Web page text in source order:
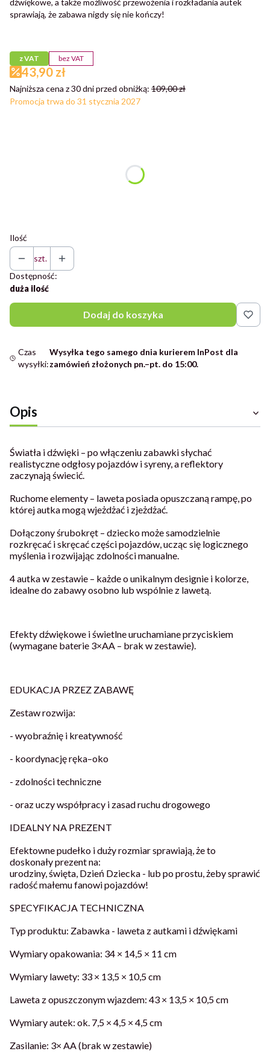
dźwiękowe, a także możliwość przewożenia i rozkładania autek
sprawiają, że zabawa nigdy się nie kończy!
z VAT bez VAT
43,90 zł
Najniższa cena z 30 dni przed obniżką: 109,00 zł
Promocja trwa do 31 stycznia 2027
Ilość
szt.
Dostępność:
duża ilość
Dodaj do koszyka
Czas
wysyłki:
Wysyłka tego samego dnia kurierem InPost dla
zamówień złożonych pn.–pt. do 15:00.
Opis
Światła i dźwięki – po włączeniu zabawki słychać
realistyczne odgłosy pojazdów i syreny, a reflektory
zaczynają świecić.
Ruchome elementy – laweta posiada opuszczaną rampę, po
której autka mogą wjeżdżać i zjeżdżać.
Dołączony śrubokręt – dziecko może samodzielnie
rozkręcać i skręcać części pojazdów, ucząc się logicznego
myślenia i rozwijając zdolności manualne.
4 autka w zestawie – każde o unikalnym designie i kolorze,
idealne do zabawy osobno lub wspólnie z lawetą.
Efekty dźwiękowe i świetlne uruchamiane przyciskiem
(wymagane baterie 3×AA – brak w zestawie).
EDUKACJA PRZEZ ZABAWĘ
Zestaw rozwija:
- wyobraźnię i kreatywność
- koordynację ręka–oko
- zdolności techniczne
- oraz uczy współpracy i zasad ruchu drogowego
IDEALNY NA PREZENT
Efektowne pudełko i duży rozmiar sprawiają, że to
doskonały prezent na:
urodziny, święta, Dzień Dziecka - lub po prostu, żeby sprawić
radość małemu fanowi pojazdów!
SPECYFIKACJA TECHNICZNA
Typ produktu: Zabawka - laweta z autkami i dźwiękami
Wymiary opakowania: 34 × 14,5 × 11 cm
Wymiary lawety: 33 × 13,5 × 10,5 cm
Laweta z opuszczonym wjazdem: 43 × 13,5 × 10,5 cm
Wymiary autek: ok. 7,5 × 4,5 × 4,5 cm
Zasilanie: 3× AA (brak w zestawie)